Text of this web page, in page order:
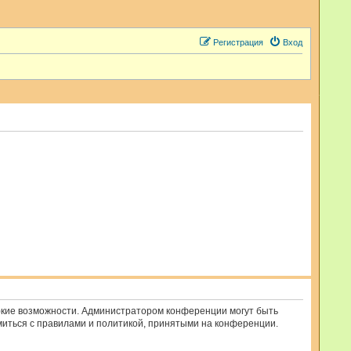
Вход
Регистрация
возможности. Администратором конференции могут быть
с правилами и политикой, принятыми на конференции.